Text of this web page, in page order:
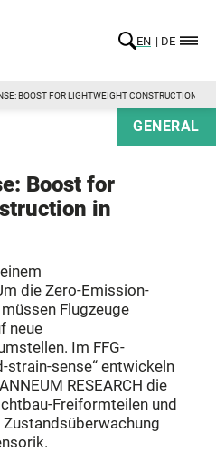
EN DE
BOOST FOR LIGHTWEIGHT CONSTRUCTION IN
GENERAL
Boost for
in
die Zero-Emission-
Flugzeuge
neue
Im FFG-
strain-sense“ entwickeln
RESEARCH die
Freiformteilen und